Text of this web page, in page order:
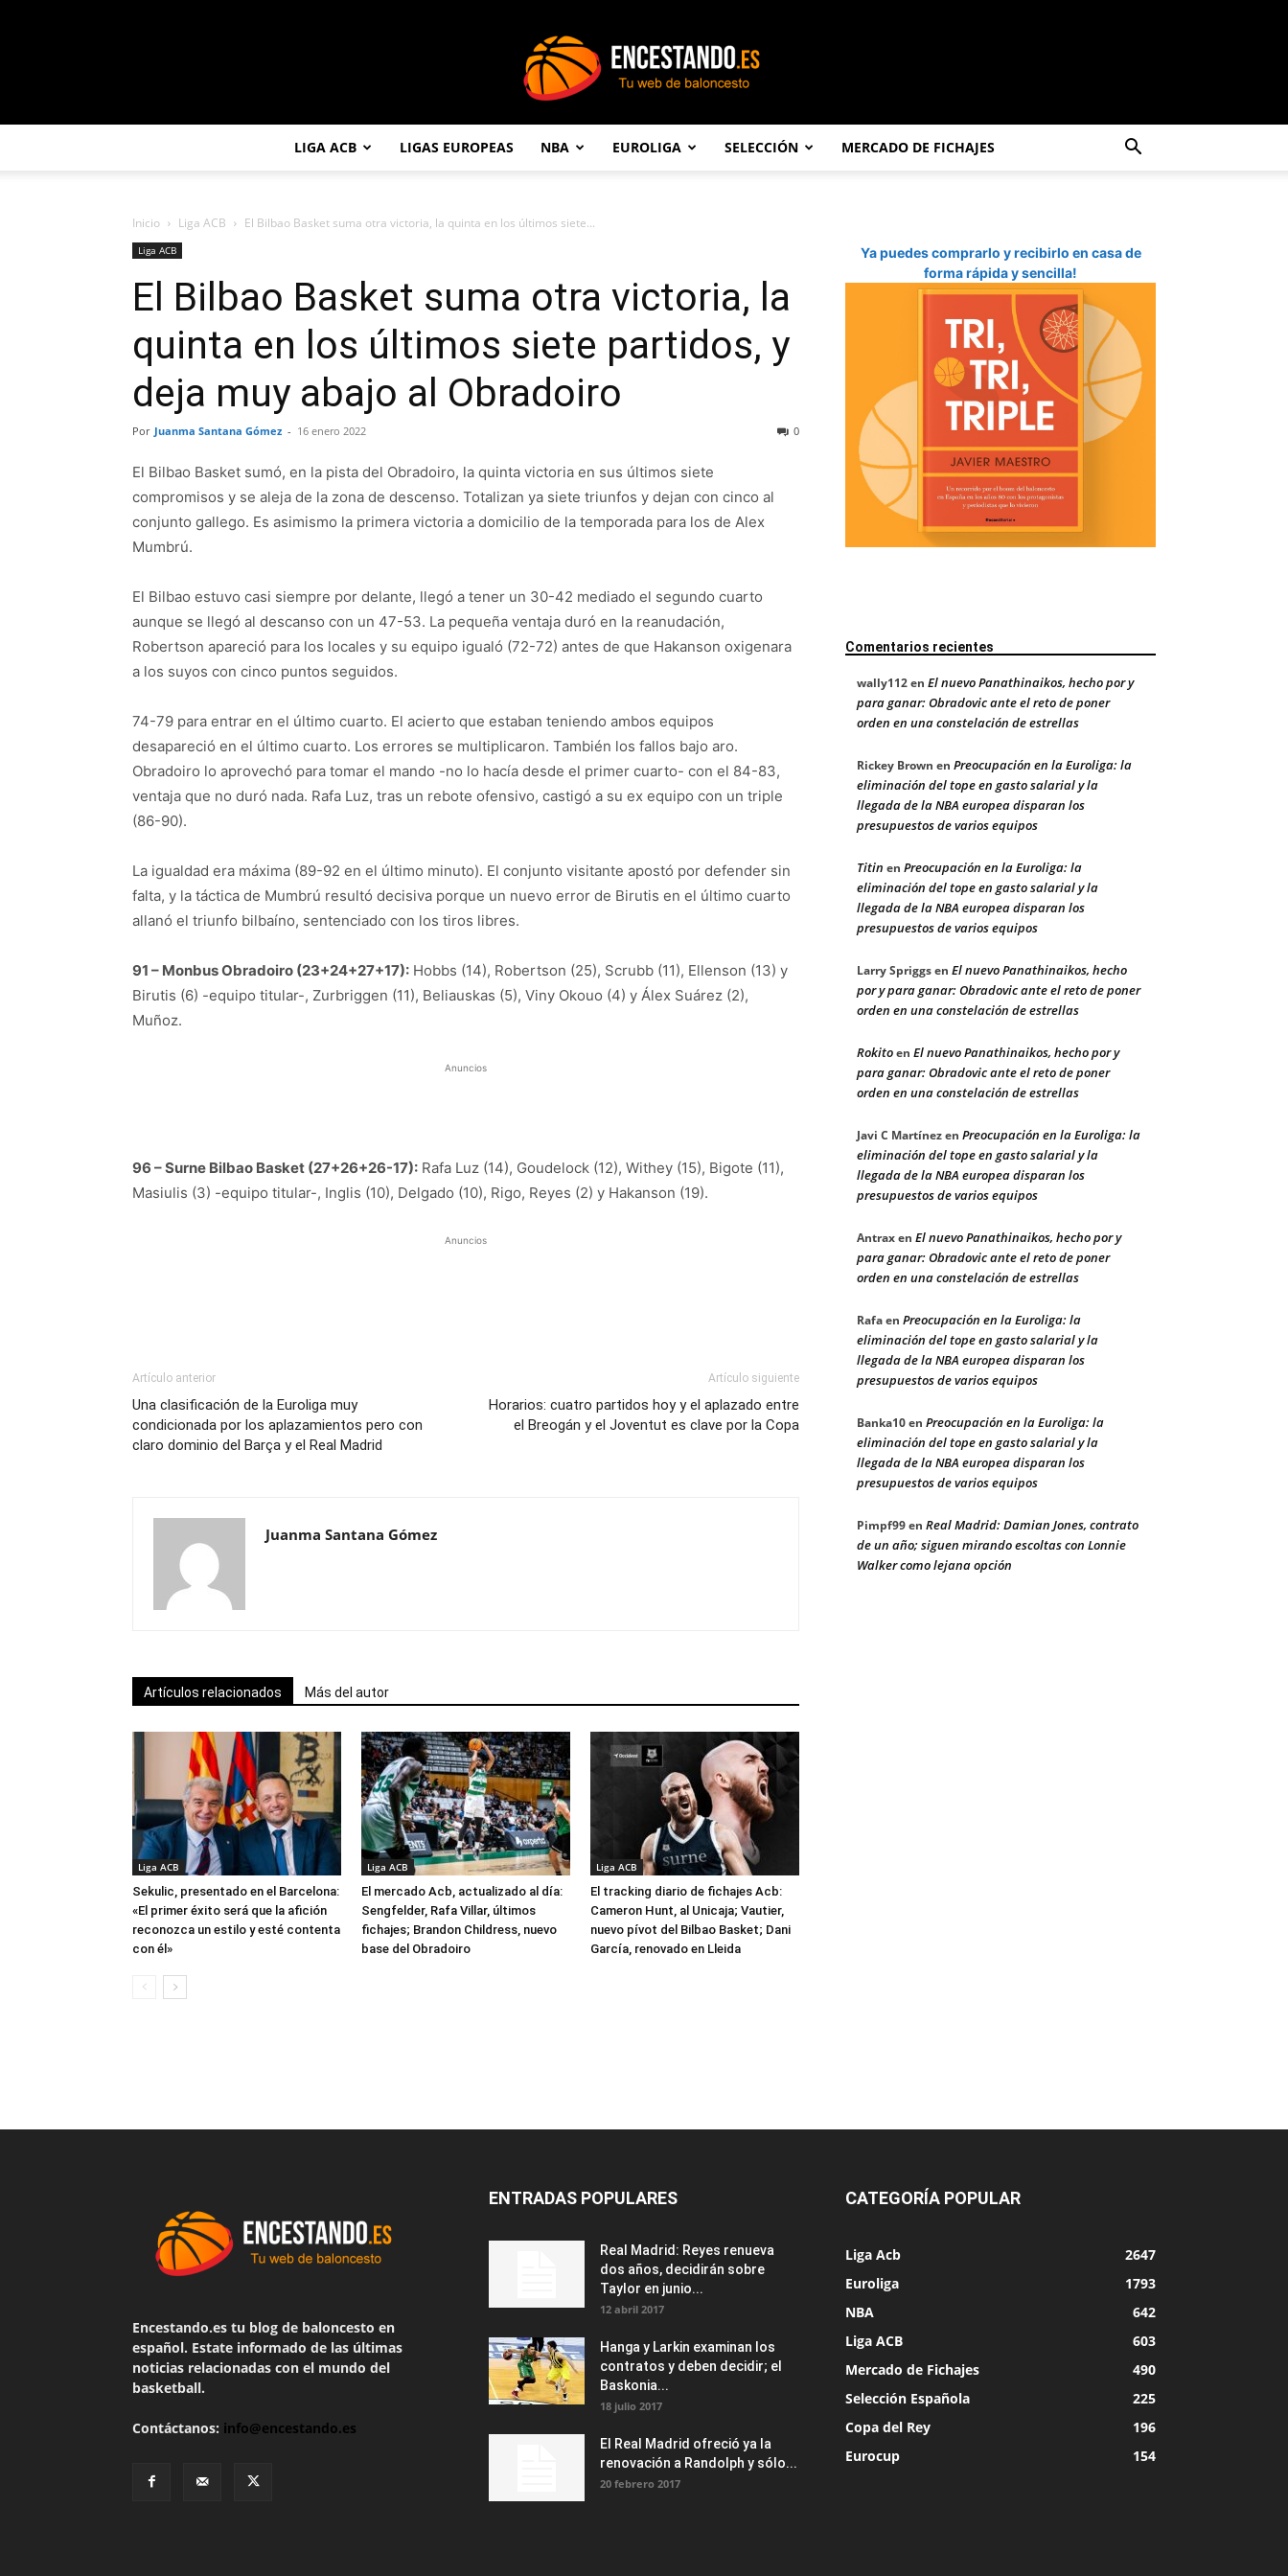
LIGA ACB LIGAS EUROPEAS NBA EUROLIGA SELECCIÓN MERCADO DE FICHAJES
Inicio Liga ACB El Bilbao Basket suma otra victoria, la quinta en los últimos siete...
Liga ACB
El Bilbao Basket suma otra victoria, la
quinta en los últimos siete partidos, y
deja muy abajo al Obradoiro
Por Juanma Santana Gómez - 16 enero 2022 0
El Bilbao Basket sumó, en la pista del Obradoiro, la quinta victoria en sus últimos siete
compromisos y se aleja de la zona de descenso. Totalizan ya siete triunfos y dejan con cinco al
conjunto gallego. Es asimismo la primera victoria a domicilio de la temporada para los de Alex
Mumbrú.
El Bilbao estuvo casi siempre por delante, llegó a tener un 30-42 mediado el segundo cuarto
aunque se llegó al descanso con un 47-53. La pequeña ventaja duró en la reanudación,
Robertson apareció para los locales y su equipo igualó (72-72) antes de que Hakanson oxigenara
a los suyos con cinco puntos seguidos.
74-79 para entrar en el último cuarto. El acierto que estaban teniendo ambos equipos
desapareció en el último cuarto. Los errores se multiplicaron. También los fallos bajo aro.
Obradoiro lo aprovechó para tomar el mando -no lo hacía desde el primer cuarto- con el 84-83,
ventaja que no duró nada. Rafa Luz, tras un rebote ofensivo, castigó a su ex equipo con un triple
(86-90).
La igualdad era máxima (89-92 en el último minuto). El conjunto visitante apostó por defender sin
falta, y la táctica de Mumbrú resultó decisiva porque un nuevo error de Birutis en el último cuarto
allanó el triunfo bilbaíno, sentenciado con los tiros libres.
91 – Monbus Obradoiro (23+24+27+17): Hobbs (14), Robertson (25), Scrubb (11), Ellenson (13) y
Birutis (6) -equipo titular-, Zurbriggen (11), Beliauskas (5), Viny Okouo (4) y Álex Suárez (2),
Muñoz.
Anuncios
96 – Surne Bilbao Basket (27+26+26-17): Rafa Luz (14), Goudelock (12), Withey (15), Bigote (11),
Masiulis (3) -equipo titular-, Inglis (10), Delgado (10), Rigo, Reyes (2) y Hakanson (19).
Anuncios
Artículo anterior
Una clasificación de la Euroliga muy
condicionada por los aplazamientos pero con
claro dominio del Barça y el Real Madrid
Artículo siguiente
Horarios: cuatro partidos hoy y el aplazado entre
el Breogán y el Joventut es clave por la Copa
Juanma Santana Gómez
Artículos relacionados Más del autor
Liga ACB
Sekulic, presentado en el Barcelona:
«El primer éxito será que la afición
reconozca un estilo y esté contenta
con él»
Liga ACB
El mercado Acb, actualizado al día:
Sengfelder, Rafa Villar, últimos
fichajes; Brandon Childress, nuevo
base del Obradoiro
Liga ACB
El tracking diario de fichajes Acb:
Cameron Hunt, al Unicaja; Vautier,
nuevo pívot del Bilbao Basket; Dani
García, renovado en Lleida
Ya puedes comprarlo y recibirlo en casa de
forma rápida y sencilla!
Comentarios recientes
wally112en El nuevo Panathinaikos, hecho por y
para ganar: Obradovic ante el reto de poner
orden en una constelación de estrellas
Rickey Brown en Preocupación en la Euroliga: la
eliminación del tope en gasto salarial y la
llegada de la NBA europea disparan los
presupuestos de varios equipos
Titin en Preocupación en la Euroliga: la
eliminación del tope en gasto salarial y la
llegada de la NBA europea disparan los
presupuestos de varios equipos
Larry Spriggsen El nuevo Panathinaikos, hecho
por y para ganar: Obradovic ante el reto de poner
orden en una constelación de estrellas
Rokitoen El nuevo Panathinaikos, hecho por y
para ganar: Obradovic ante el reto de poner
orden en una constelación de estrellas
Javi C Martínezen Preocupación en la Euroliga: la
eliminación del tope en gasto salarial y la
llegada de la NBA europea disparan los
presupuestos de varios equipos
Antraxen El nuevo Panathinaikos, hecho por y
para ganar: Obradovic ante el reto de poner
orden en una constelación de estrellas
Rafaen Preocupación en la Euroliga: la
eliminación del tope en gasto salarial y la
llegada de la NBA europea disparan los
presupuestos de varios equipos
Banka10en Preocupación en la Euroliga: la
eliminación del tope en gasto salarial y la
llegada de la NBA europea disparan los
presupuestos de varios equipos
Pimpf99en Real Madrid: Damian Jones, contrato
de un año; siguen mirando escoltas con Lonnie
Walker como lejana opción
Encestando.es tu blog de baloncesto en
español. Estate informado de las últimas
noticias relacionadas con el mundo del
basketball.
Contáctanos: info@encestando.es
ENTRADAS POPULARES
Real Madrid: Reyes renueva
dos años, decidirán sobre
Taylor en junio...
12 abril 2017
Hanga y Larkin examinan los
contratos y deben decidir; el
Baskonia...
18 julio 2017
El Real Madrid ofreció ya la
renovación a Randolph y sólo...
20 febrero 2017
CATEGORÍA POPULAR
Liga Acb
2647
Euroliga
1793
NBA
642
Liga ACB
603
Mercado de Fichajes
490
Selección Española
225
Copa del Rey
196
Eurocup
154